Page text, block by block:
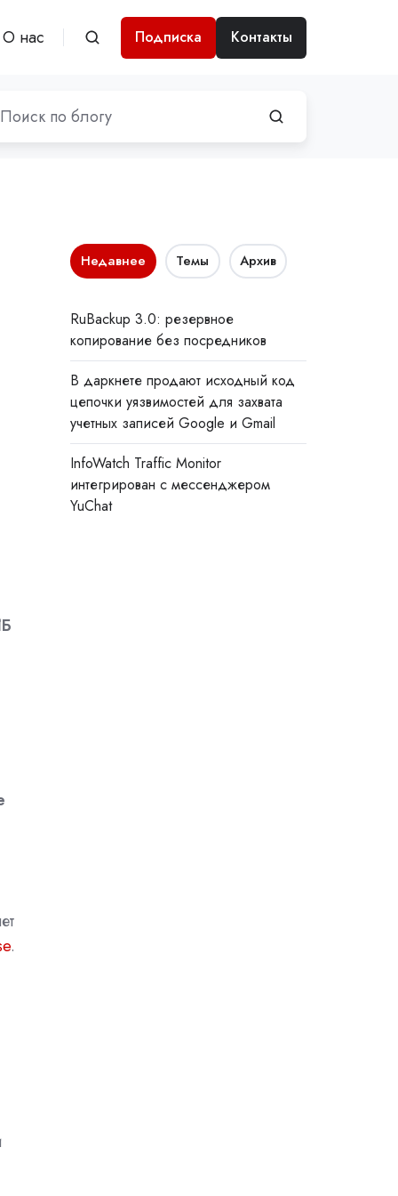
О нас Подписка Контакты
.
Недавнее Темы Архив
RuBackup 3.0: резервное
копирование без посредников
В даркнете продают исходный код
цепочки уязвимостей для захвата
учетных записей Google и Gmail
InfoWatch Traffic Monitor
интегрирован с мессенджером
YuChat